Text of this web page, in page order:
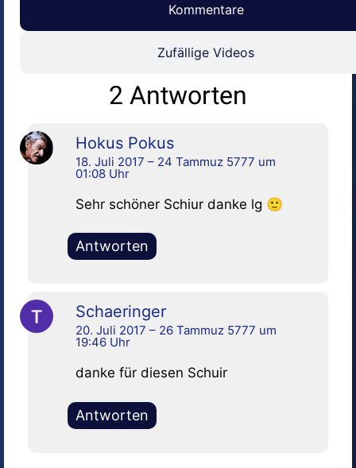
Kommentare
Zufällige Videos
2 Antworten
Hokus Pokus
18. Juli 2017 – 24 Tammuz 5777 um
01:08 Uhr
Sehr schöner Schiur danke lg 🙂
Antworten
Schaeringer
20. Juli 2017 – 26 Tammuz 5777 um
19:46 Uhr
danke für diesen Schuir
Antworten